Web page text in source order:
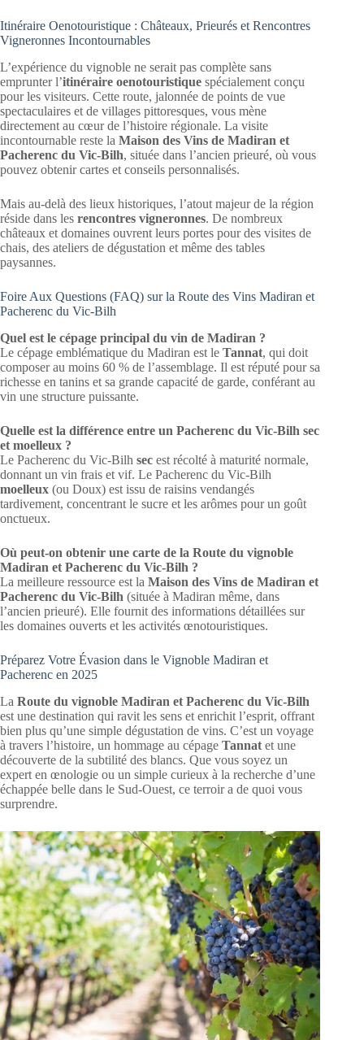
Itinéraire Oenotouristique : Châteaux, Prieurés et Rencontres
Vigneronnes Incontournables
L’expérience du vignoble ne serait pas complète sans
emprunter l’itinéraire oenotouristique spécialement conçu
pour les visiteurs. Cette route, jalonnée de points de vue
spectaculaires et de villages pittoresques, vous mène
directement au cœur de l’histoire régionale. La visite
incontournable reste la Maison des Vins de Madiran et
Pacherenc du Vic-Bilh, située dans l’ancien prieuré, où vous
pouvez obtenir cartes et conseils personnalisés.
Mais au-delà des lieux historiques, l’atout majeur de la région
réside dans les rencontres vigneronnes. De nombreux
châteaux et domaines ouvrent leurs portes pour des visites de
chais, des ateliers de dégustation et même des tables
paysannes.
Foire Aux Questions (FAQ) sur la Route des Vins Madiran et
Pacherenc du Vic-Bilh
Quel est le cépage principal du vin de Madiran ?
Le cépage emblématique du Madiran est le Tannat, qui doit
composer au moins 60 % de l’assemblage. Il est réputé pour sa
richesse en tanins et sa grande capacité de garde, conférant au
vin une structure puissante.
Quelle est la différence entre un Pacherenc du Vic-Bilh sec
et moelleux ?
Le Pacherenc du Vic-Bilh sec est récolté à maturité normale,
donnant un vin frais et vif. Le Pacherenc du Vic-Bilh
moelleux (ou Doux) est issu de raisins vendangés
tardivement, concentrant le sucre et les arômes pour un goût
onctueux.
Où peut-on obtenir une carte de la Route du vignoble
Madiran et Pacherenc du Vic-Bilh ?
La meilleure ressource est la Maison des Vins de Madiran et
Pacherenc du Vic-Bilh (située à Madiran même, dans
l’ancien prieuré). Elle fournit des informations détaillées sur
les domaines ouverts et les activités œnotouristiques.
Préparez Votre Évasion dans le Vignoble Madiran et
Pacherenc en 2025
La Route du vignoble Madiran et Pacherenc du Vic-Bilh
est une destination qui ravit les sens et enrichit l’esprit, offrant
bien plus qu’une simple dégustation de vins. C’est un voyage
à travers l’histoire, un hommage au cépage Tannat et une
découverte de la subtilité des blancs. Que vous soyez un
expert en œnologie ou un simple curieux à la recherche d’une
échappée belle dans le Sud-Ouest, ce terroir a de quoi vous
surprendre.